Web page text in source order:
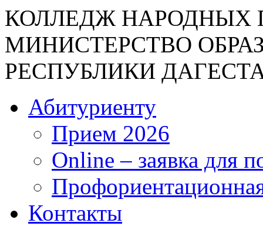
КОЛЛЕДЖ НАРОДНЫХ
МИНИСТЕРСТВО
РЕСПУБЛИКИ
Абитуриенту
Прием 2026
Online – заявка для
Контакты